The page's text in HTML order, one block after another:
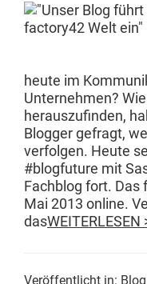
heute im
Unternehmen?
her­auszufind­en,
Blog­ger gefragt,
ver­fol­gen. Heute
#blog­fu­ture mit
Fach­blog fort. Das
Mai 2013 online.
dasWEITERLESEN
Veröffentlicht in: